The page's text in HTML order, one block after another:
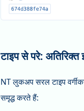
टाइप से परे:
NT लुकअप सरल टाइप
समृद्ध करते हैं: